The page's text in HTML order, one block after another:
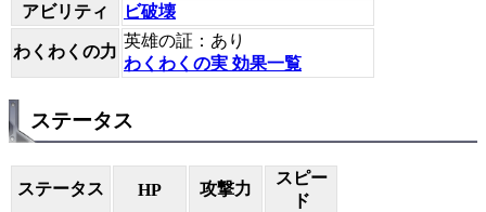
アビリティ
ビ破壊
わくわくの力
英雄の証：あり
わくわくの実 効果一覧
ステータス
ステータス HP 攻撃力
スピー
ド